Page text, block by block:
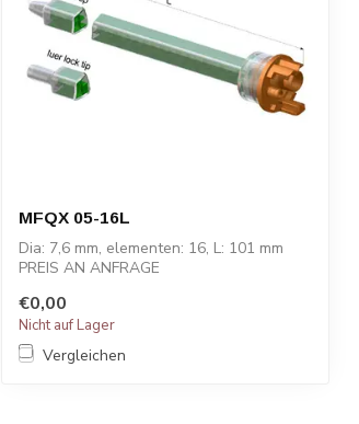
MFQX 05-16L
Dia: 7,6 mm, elementen: 16, L: 101 mm
PREIS AN ANFRAGE
€0,00
Nicht auf Lager
Vergleichen